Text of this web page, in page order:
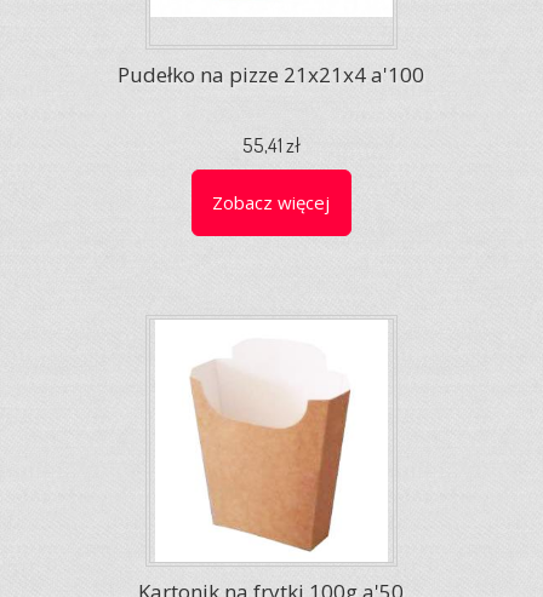
Pudełko na pizze 21x21x4 a'100
55,41 zł
Zobacz więcej
Kartonik na frytki 100g a'50